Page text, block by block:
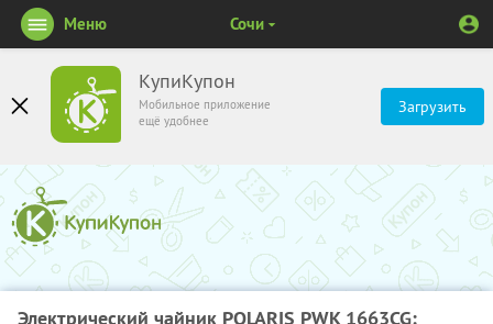
КупиКупон
Мобильное приложение
ещё удобнее
Загрузить
Меню Сочи
Электрический чайник POLARIS PWK 1663CG: